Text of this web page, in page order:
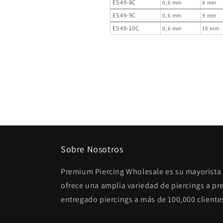
ES49-8C 0,6 mm 8 mm
ES49-9C 0,6 mm 9 mm
ES49-10C 0,6 mm 10 mm
Sobre Nosotros
Premium Piercing Wholesale es su
ofrece una amplia variedad de piercings a
entregado piercings a más de 100,000